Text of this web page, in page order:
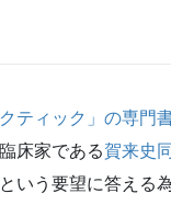
ティック」の専門
床家である賀来史同
いう要望に答える